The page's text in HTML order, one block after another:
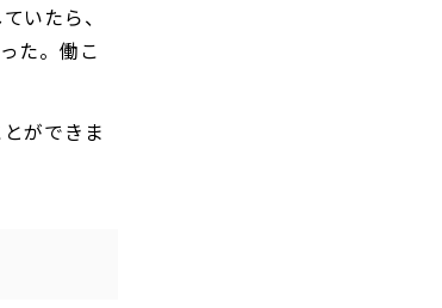
いたら、
た。働こ
ができま